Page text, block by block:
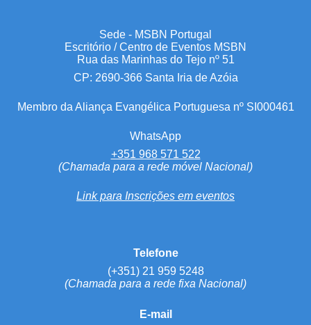
Sede - MSBN Portugal
Escritório / Centro de Eventos MSBN
Rua das Marinhas do Tejo nº 51
CP: 2690-366 Santa Iria de Azóia
Membro da Aliança Evangélica Portuguesa nº SI000461
WhatsApp
+351 968 571 522
(Chamada para a rede móvel Nacional)
Link para Inscrições em eventos
Telefone
(+351) 21 959 5248
(Chamada para a rede fixa Nacional)
E-mail